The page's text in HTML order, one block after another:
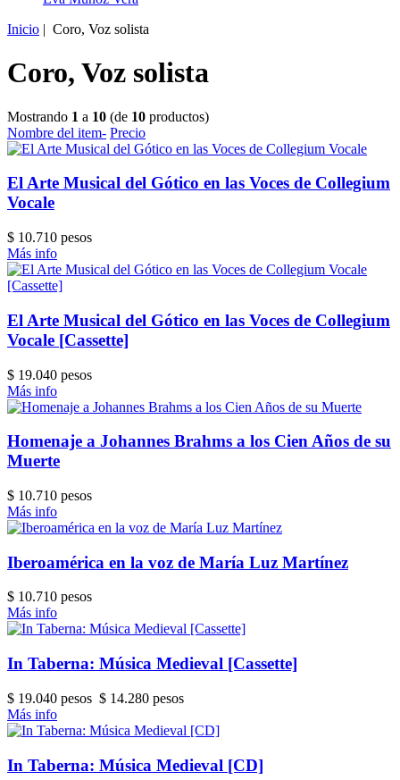
Inicio | Coro, Voz solista
Coro, Voz solista
Mostrando 1 a 10 (de 10 productos)
Nombre del item- Precio
El Arte Musical del Gótico en las Voces de Collegium
Vocale
$ 10.710 pesos
Más info
El Arte Musical del Gótico en las Voces de Collegium
Vocale [Cassette]
$ 19.040 pesos
Más info
Homenaje a Johannes Brahms a los Cien Años de su
Muerte
$ 10.710 pesos
Más info
Iberoamérica en la voz de María Luz Martínez
$ 10.710 pesos
Más info
In Taberna: Música Medieval [Cassette]
$ 19.040 pesos $ 14.280 pesos
Más info
In Taberna: Música Medieval [CD]